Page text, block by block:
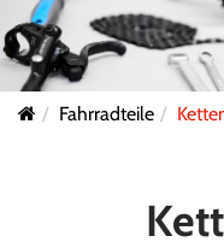
Fahrradteile